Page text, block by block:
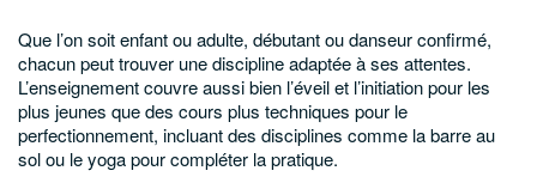
Que l’on soit enfant ou adulte, débutant ou danseur confirmé,
chacun peut trouver une discipline adaptée à ses attentes.
L’enseignement couvre aussi bien l’éveil et l’initiation pour les
plus jeunes que des cours plus techniques pour le
perfectionnement, incluant des disciplines comme la barre au
sol ou le yoga pour compléter la pratique.